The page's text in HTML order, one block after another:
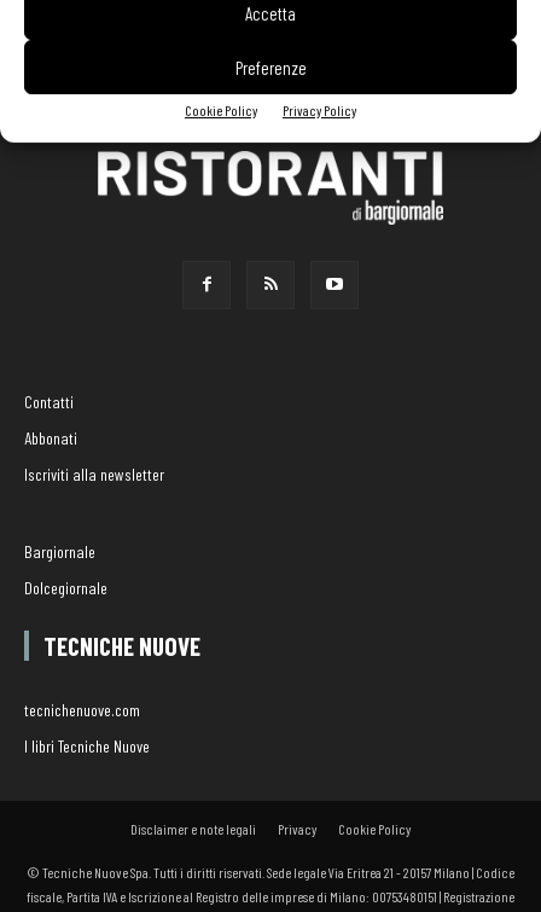
Accetta
Preferenze
Cookie Policy Privacy Policy
Contatti
Abbonati
Iscriviti alla newsletter
Bargiornale
Dolcegiornale
TECNICHE NUOVE
tecnichenuove.com
I libri Tecniche Nuove
Disclaimer e note legali Privacy Cookie Policy
© Tecniche Nuove Spa. Tutti i diritti riservati. Sede legale Via Eritrea 21 - 20157 Milano | Codice
fiscale, Partita IVA e Iscrizione al Registro delle imprese di Milano: 00753480151 | Registrazione